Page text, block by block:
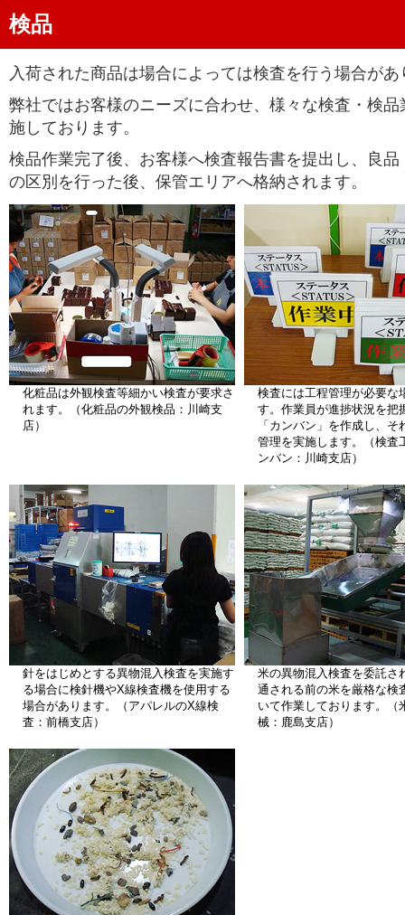
検品
入荷された商品は場合によっては検査を行う場合があ
弊社ではお客様のニーズに合わせ、様々な検査・検品
施しております。
検品作業完了後、お客様へ検査報告書を提出し、良品
の区別を行った後、保管エリアへ格納されます。
化粧品は外観検査等細かい検査が要求さ
れます。（化粧品の外観検品：川崎支
店）
検査には工程管理が必要な
す。作業員が進捗状況を把
「カンバン」を作成し、そ
管理を実施します。（検査
ンバン：川崎支店）
針をはじめとする異物混入検査を実施す
る場合に検針機やX線検査機を使用する
場合があります。（アパレルのX線検
査：前橋支店）
米の異物混入検査を委託さ
通される前の米を厳格な検
いて作業しております。（
械：鹿島支店）